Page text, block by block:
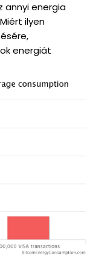
annyi energia
ilyen
energiát